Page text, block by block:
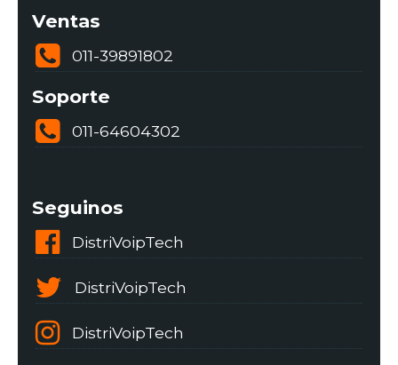
Ventas
011-39891802
Soporte
011-64604302
Seguinos
DistriVoipTech
DistriVoipTech
DistriVoipTech